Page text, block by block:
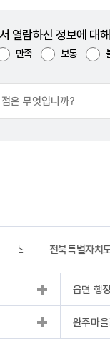
열람하신 정보에 대
만족 보통
택스 전북특별자치
읍면 행
완주마